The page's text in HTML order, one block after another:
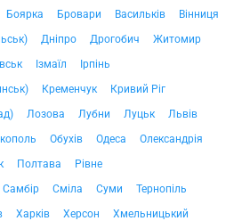
Боярка Бровари Васильків
Вінниця
Дніпро Дрогобич
Житомир
Ізмаїл
Ірпінь
Кременчук
Кривий Ріг
Лозова Лубни Луцьк
Львів
Обухів Одеса
Олександрія
Полтава
Рівне
Самбір Сміла Суми
Тернопіль
Харків Херсон
Хмельницький